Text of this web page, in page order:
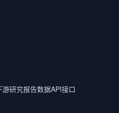
游研究报告数据API接口